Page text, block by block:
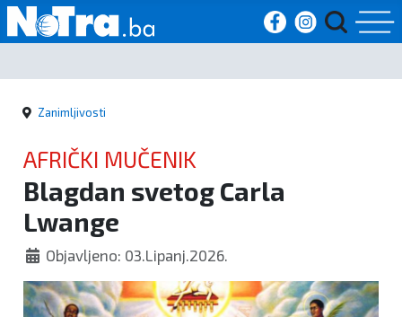
Početna
Vijesti
Sport
Kultura
Crna
kronika
Zanimljivosti
AFRIČKI MUČENIK
Blagdan svetog Carla
Lwange
Objavljeno: 03.Lipanj.2026.